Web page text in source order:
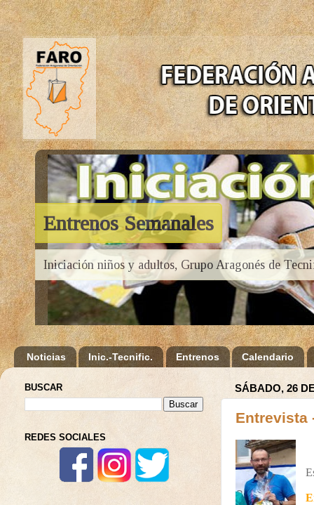
Entrenos Semanales
Iniciación niños y adultos, Grupo Aragonés de
Noticias Inic.-Tecnific. Entrenos Calendario
SÁBADO, 26
Entrevista
BUSCAR
REDES SOCIALES